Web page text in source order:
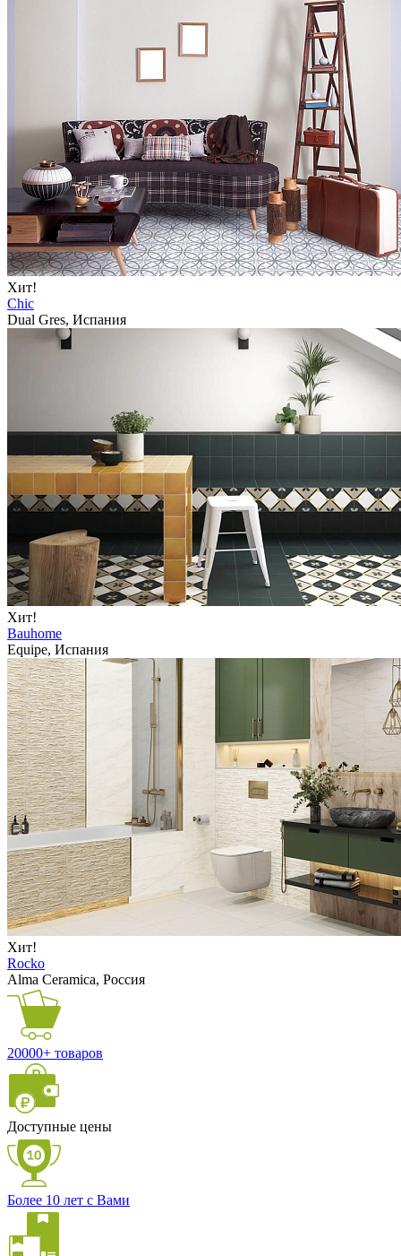
Хит!
Chic
Dual Gres, Испания
Хит!
Bauhome
Equipe, Испания
Хит!
Rocko
Alma Ceramica, Россия
20000+ товаров
Доступные цены
Более 10 лет с Вами